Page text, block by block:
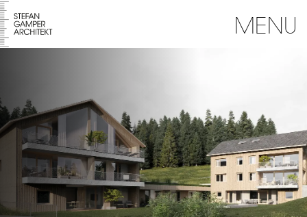
MENU